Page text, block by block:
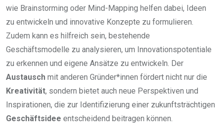
wie Brainstorming oder Mind-Mapping helfen dabei, Ideen
zu entwickeln und innovative Konzepte zu formulieren.
Zudem kann es hilfreich sein, bestehende
Geschäftsmodelle zu analysieren, um Innovationspotentiale
zu erkennen und eigene Ansätze zu entwickeln. Der
Austausch mit anderen Gründer*innen fördert nicht nur die
Kreativität, sondern bietet auch neue Perspektiven und
Inspirationen, die zur Identifizierung einer zukunftsträchtigen
Geschäftsidee entscheidend beitragen können.